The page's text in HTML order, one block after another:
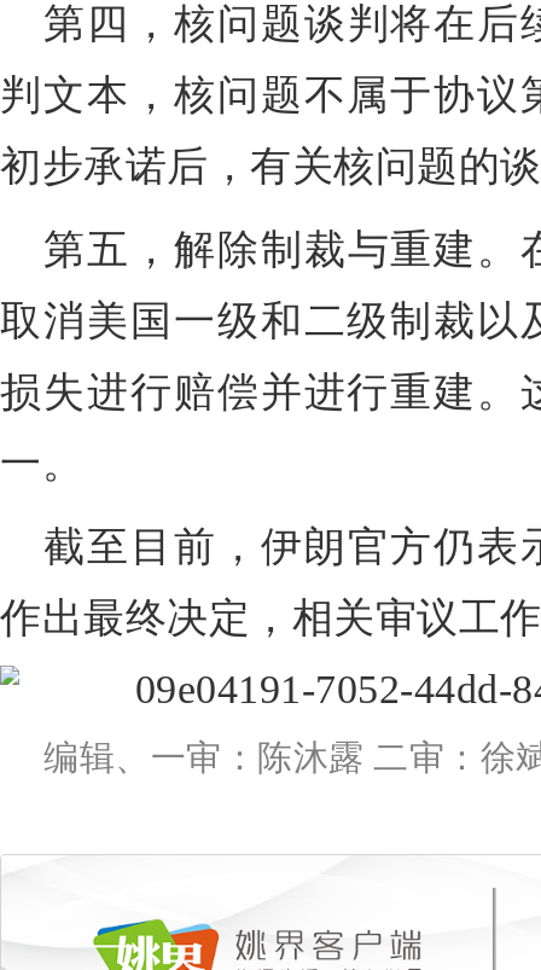
第四， 核问题谈判将在后
判文本，核问题不属于协议
初步承诺后，有关核问题的
第五， 解除制裁与重建。
取消美国一级和二级制裁以
损失进行赔偿并进行重建。
一。
截至目前，伊朗官方仍表
作出最终决定，相关审议工
编辑、一审：陈沐露 二审：徐